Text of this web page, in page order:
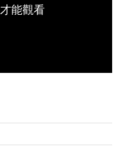
才能觀看